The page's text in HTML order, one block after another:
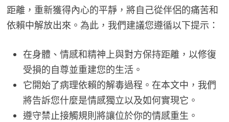
距離，重新獲得內心的平靜，將自己從伴侶的痛苦和
依賴中解放出來。為此，我們建議您遵循以下提示：
在身體、情感和精神上與對方保持距離，以修復
受損的自尊並重建您的生活。
它開始了病理依賴的解毒過程。在本文中，我們
將告訴您什麼是情感獨立以及如何實現它。
遵守禁止接觸規則將讓位於你的情感重生。